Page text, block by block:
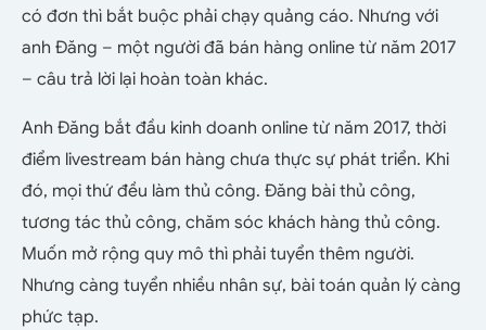
có đơn thì bắt buộc phải chạy quảng cáo. Nhưng với
anh Đăng – một người đã bán hàng online từ năm 2017
– câu trả lời lại hoàn toàn khác.
Anh Đăng bắt đầu kinh doanh online từ năm 2017, thời
điểm livestream bán hàng chưa thực sự phát triển. Khi
đó, mọi thứ đều làm thủ công. Đăng bài thủ công,
tương tác thủ công, chăm sóc khách hàng thủ công.
Muốn mở rộng quy mô thì phải tuyển thêm người.
Nhưng càng tuyển nhiều nhân sự, bài toán quản lý càng
phức tạp.